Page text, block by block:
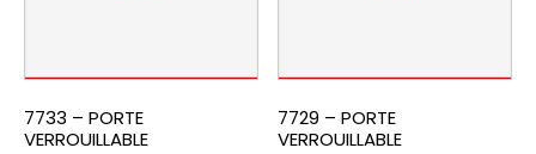
7733 – PORTE
VERROUILLABLE
7729 – PORTE
VERROUILLABLE